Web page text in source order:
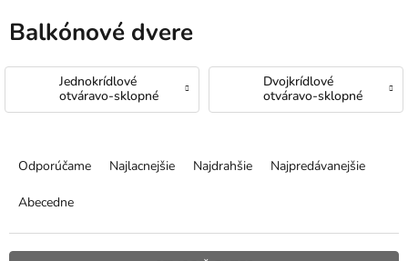
Balkónové dvere
Jednokrídlové
otváravo-sklopné
Dvojkrídlové
otváravo-sklopné
Odporúčame Najlacnejšie Najdrahšie Najpredávanejšie
Abecedne